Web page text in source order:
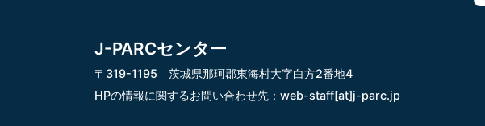
J-PARCセンター
〒319-1195 茨城県那珂郡東海村大字白方2番地4
HPの情報に関するお問い合わせ先： web-staff[at]j-parc.jp